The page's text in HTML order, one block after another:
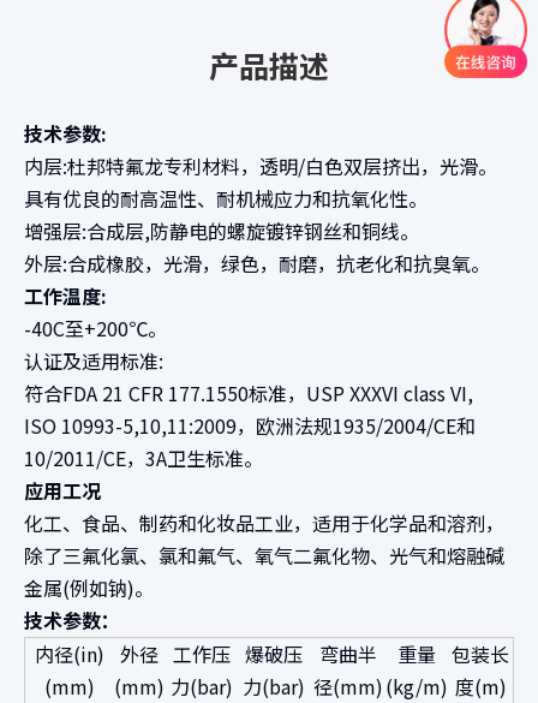
产品描述
技术参数:
内层:杜邦特氟龙专利材料，透明/白色双层挤出，光滑。
具有优良的耐高温性、耐机械应力和抗氧化性。
增强层:合成层,防静电的螺旋镀锌钢丝和铜线。
外层:合成橡胶，光滑，绿色，耐磨，抗老化和抗臭氧。
工作温度:
-40C至+200℃。
认证及适用标准:
符合FDA 21 CFR 177.1550标准，USP XXXVI class VI,
ISO 10993-5,10,11:2009，欧洲法规1935/2004/CE和
10/2011/CE，3A卫生标准。
应用工况
化工、食品、制药和化妆品工业，适用于化学品和溶剂，
除了三氟化氯、氯和氟气、氧气二氟化物、光气和熔融碱
金属(例如钠)。
技术参数：
内径(in)
(mm)
外径
(mm)
工作压
力(bar)
爆破压
力(bar)
弯曲半
径(mm)
重量
(kg/m)
包装长
度(m)